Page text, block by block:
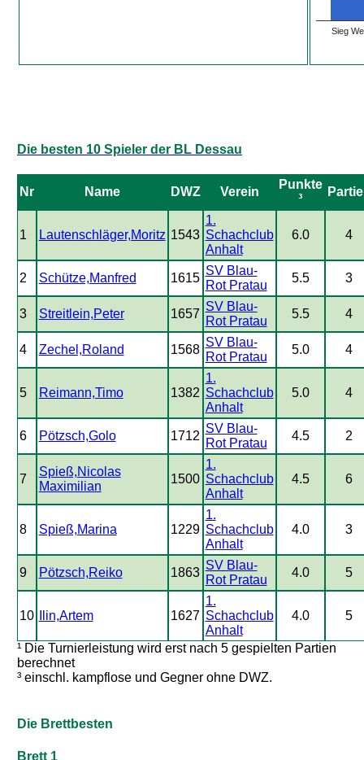
Sieg
Die besten 10 Spieler der BL Dessau
Nr Name DWZ Verein
Punkte
³
1 Lautenschläger,Moritz 1543
1.
Schachclub
Anhalt
6.0 4
2 Schütze,Manfred 1615
SV Blau-
Rot Pratau
5.5 3
3 Streitlein,Peter 1657
SV Blau-
Rot Pratau
5.5 4
4 Zechel,Roland 1568
SV Blau-
Rot Pratau
5.0 4
5 Reimann,Timo 1382
1.
Schachclub
Anhalt
5.0 4
6 Pötzsch,Golo 1712
SV Blau-
Rot Pratau
4.5 2
7
Spieß,Nicolas
Maximilian
1500
1.
Schachclub
Anhalt
4.5 6
8 Spieß,Marina 1229
1.
Schachclub
Anhalt
4.0 3
9 Pötzsch,Reiko 1863
SV Blau-
Rot Pratau
4.0 5
10 Ilin,Artem 1627
1.
Schachclub
Anhalt
4.0 5
¹ Die Turnierleistung wird erst nach 5 gespielten Partien
berechnet
³ einschl. kampflose und Gegner ohne DWZ.
Die Brettbesten
Brett 1